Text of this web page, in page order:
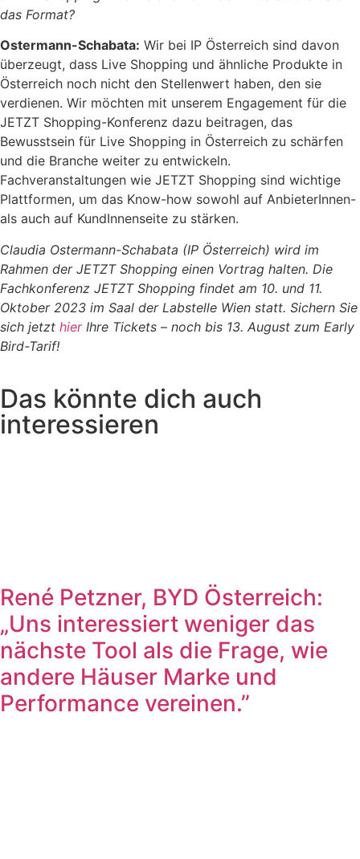
das Format?
Ostermann-Schabata: Wir bei IP Österreich sind davon
überzeugt, dass Live Shopping und ähnliche Produkte in
Österreich noch nicht den Stellenwert haben, den sie
verdienen. Wir möchten mit unserem Engagement für die
JETZT Shopping-Konferenz dazu beitragen, das
Bewusstsein für Live Shopping in Österreich zu schärfen
und die Branche weiter zu entwickeln.
Fachveranstaltungen wie JETZT Shopping sind wichtige
Plattformen, um das Know-how sowohl auf AnbieterInnen-
als auch auf KundInnenseite zu stärken.
Claudia Ostermann-Schabata (IP Österreich) wird im
Rahmen der JETZT Shopping einen Vortrag halten. Die
Fachkonferenz JETZT Shopping findet am 10. und 11.
Oktober 2023 im Saal der Labstelle Wien statt. Sichern Sie
sich jetzt hierIhre Tickets – noch bis 13. August zum Early
Bird-Tarif!
Das könnte dich auch
interessieren
René Petzner, BYD Österreich:
„Uns interessiert weniger das
nächste Tool als die Frage, wie
andere Häuser Marke und
Performance vereinen.”